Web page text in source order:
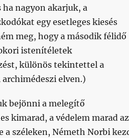
nagyon akarjuk, a
egy esetleges kiesés
meg, hogy a második félidő
istenítéletek
különös tekintettel a
elven.)
bejönni a melegítő
kimarad, a védelem marad az
a széleken, Németh Norbi